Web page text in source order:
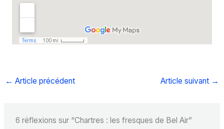
← Article précédent Article suivant →
6 réflexions sur “Chartres : les fresques de Bel Air”